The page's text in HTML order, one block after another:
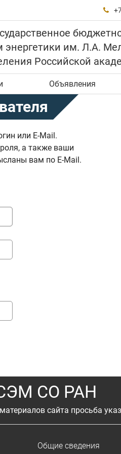

энергетики им. Л.А.
Российской
Объявления
или E-Mail.
а также ваши
вам по E-Mail.
СО РАН
сайта просьба
Общие сведения